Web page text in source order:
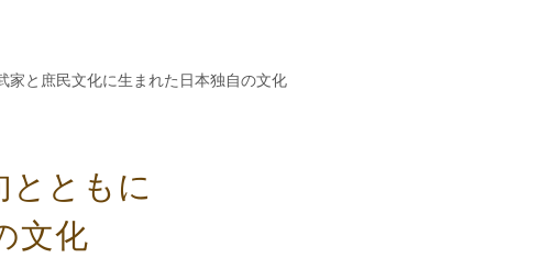
家と庶民文化に生まれた日本独自の文化
とともに
文化